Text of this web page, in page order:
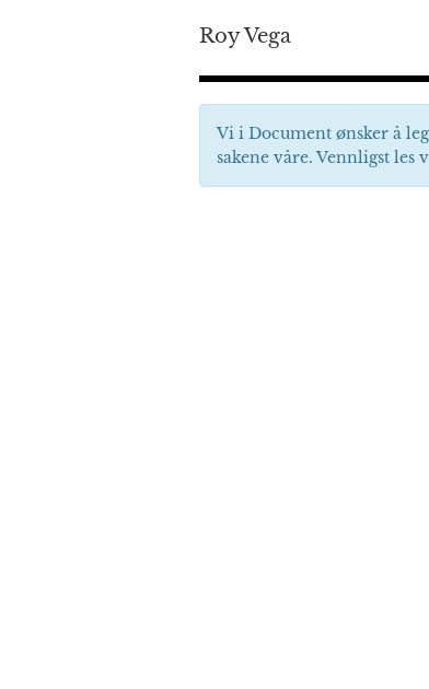
Roy Vega
Vi i Document ønsker å
sakene våre. Vennligst les